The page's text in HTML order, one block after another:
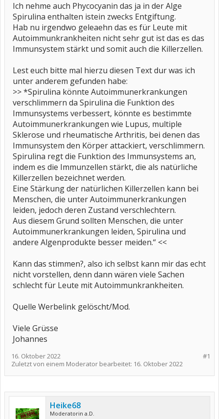
Ich nehme auch Phycocyanin das ja in der Alge
Spirulina enthalten istein zwecks Entgiftung.
Hab nu irgendwo geleaehn das es für Leute mit
Autoimmunkrankheiten nicht sehr gut ist das es das
Immunsystem stärkt und somit auch die Killerzellen.
Lest euch bitte mal hierzu diesen Text dur was ich
unter anderem gefunden habe:
>> *Spirulina könnte Autoimmunerkrankungen
verschlimmern da Spirulina die Funktion des
Immunsystems verbessert, könnte es bestimmte
Autoimmunerkrankungen wie Lupus, multiple
Sklerose und rheumatische Arthritis, bei denen das
Immunsystem den Körper attackiert, verschlimmern.
Spirulina regt die Funktion des Immunsystems an,
indem es die Immunzellen stärkt, die als natürliche
Killerzellen bezeichnet werden.
Eine Stärkung der natürlichen Killerzellen kann bei
Menschen, die unter Autoimmunerkrankungen
leiden, jedoch deren Zustand verschlechtern.
Aus diesem Grund sollten Menschen, die unter
Autoimmunerkrankungen leiden, Spirulina und
andere Algenprodukte besser meiden.“ <<
Kann das stimmen?, also ich selbst kann mir das echt
nicht vorstellen, denn dann wären viele Sachen
schlecht für Leute mit Autoimmunkrankheiten.
Quelle Werbelink gelöscht/Mod.
Viele Grüsse
Johannes
#1
16. Oktober 2022
Zuletzt von einem Moderator bearbeitet: 16. Oktober 2022
Heike68
Moderatorin a.D.